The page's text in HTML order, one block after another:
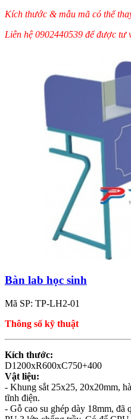
Kích thước & mẫu mã có thể
Liên hệ 0902440539 để được tư
Bàn lab học sinh
Mã SP: TP-LH2-01
Thông số kỹ thuật
Kích thước:
D1200xR600xC750+400
Vật liệu:
- Khung sắt 25x25, 20x20mm,
tĩnh điện.
- Gỗ cao su ghép dày 18mm, đã